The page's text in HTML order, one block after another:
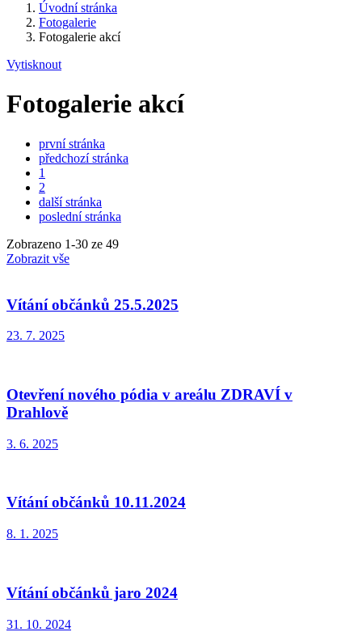
Úvodní stránka
Fotogalerie
Fotogalerie akcí
Vytisknout
Fotogalerie akcí
první stránka
předchozí stránka
1
2
další stránka
poslední stránka
Zobrazeno 1-30 ze 49
Zobrazit vše
Vítání občánků 25.5.2025
23. 7. 2025
Otevření nového pódia v areálu ZDRAVÍ v
Drahlově
3. 6. 2025
Vítání občánků 10.11.2024
8. 1. 2025
Vítání občánků jaro 2024
31. 10. 2024